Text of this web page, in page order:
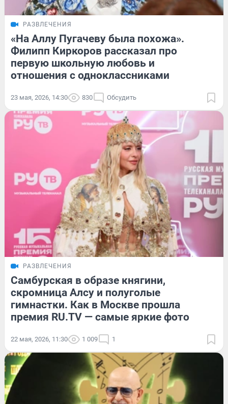
РАЗВЛЕЧЕНИЯ
«На Аллу Пугачеву была похожа».
Филипп Киркоров рассказал про
первую школьную любовь и
отношения с одноклассниками
23 мая, 2026, 14:30 830 Обсудить
РАЗВЛЕЧЕНИЯ
Самбурская в образе княгини,
скромница Алсу и полуголые
гимнастки. Как в Москве прошла
премия RU.TV — самые яркие фото
22 мая, 2026, 11:30 1 009 1